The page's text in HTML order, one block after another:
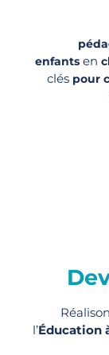
enfantsen
clés pour
l’Éducation